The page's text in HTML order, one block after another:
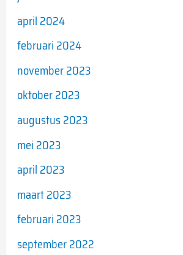
april 2024
februari 2024
november 2023
oktober 2023
augustus 2023
mei 2023
april 2023
maart 2023
februari 2023
september 2022